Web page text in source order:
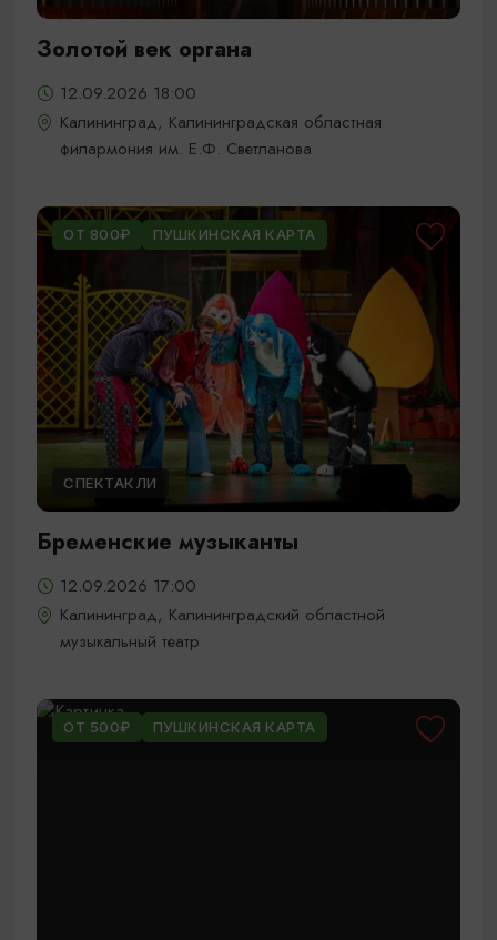
Золотой век органа
12.09.2026 18:00
Калининград, Калининградская областная
филармония им. Е.Ф. Светланова
ОТ 800₽ ПУШКИНСКАЯ КАРТА
СПЕКТАКЛИ
Бременские музыканты
12.09.2026 17:00
Калининград, Калининградский областной
музыкальный театр
ОТ 500₽ ПУШКИНСКАЯ КАРТА